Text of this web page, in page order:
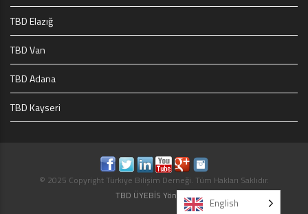
TBD Elazığ
TBD Van
TBD Adana
TBD Kayseri
© 2025 Copyright Türkiye Bilişim Derneği. Tüm Hakları Saklıdır.
TBD ÜYEBİS Yönetici
English